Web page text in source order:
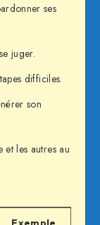
ses
juger.
difficiles.
son
et les autres au